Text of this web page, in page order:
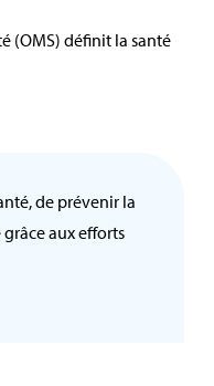
(OMS) définit la santé
de prévenir la
aux efforts